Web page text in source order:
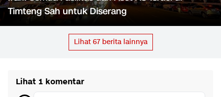
Timteng Sah untuk Diserang
Lihat 67berita lainnya
Lihat 1 komentar